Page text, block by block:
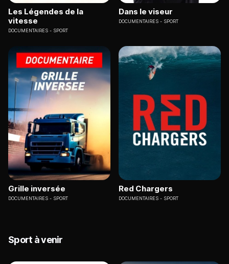
Les Légendes de la
vitesse
DOCUMENTAIRES SPORT
Dans le viseur
DOCUMENTAIRES SPORT
Grille inversée
DOCUMENTAIRES SPORT
Red Chargers
DOCUMENTAIRES SPORT
Sport à venir